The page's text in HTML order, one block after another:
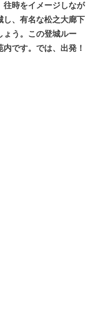
往時をイメージしなが
し、有名な松之大廊下
ょう。この登城ルー
です。では、出発！